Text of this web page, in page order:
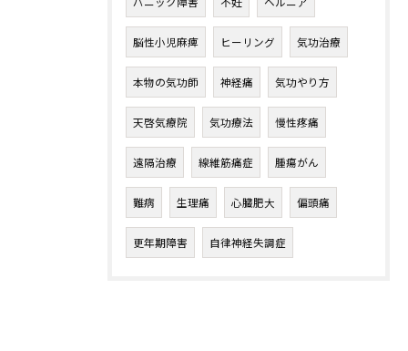
脳性小児麻痺 ヒーリング 気功治療
本物の気功師 神経痛 気功やり方
天啓気療院 気功療法 慢性疼痛
遠隔治療 線維筋痛症 腫瘍がん
難病 生理痛 心臓肥大 偏頭痛
更年期障害 自律神経失調症